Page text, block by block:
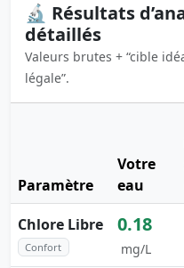
🔬 Résultats
détaillés
Valeurs brutes + “cible
légale”.
Paramètre
Votre
eau
Chlore Libre
Confort
0.18
mg/L